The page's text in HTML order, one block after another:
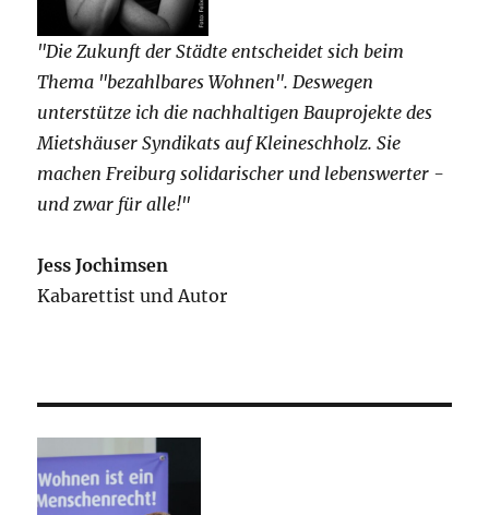
"Die Zukunft der Städte entscheidet sich beim
Thema "bezahlbares Wohnen". Deswegen
unterstütze ich die nachhaltigen Bauprojekte des
Mietshäuser Syndikats auf Kleineschholz. Sie
machen Freiburg solidarischer und lebenswerter -
und zwar für alle!"
Jess Jochimsen
Kabarettist und Autor